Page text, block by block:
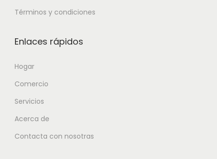
Términos y condiciones
Enlaces rápidos
Hogar
Comercio
Servicios
Acerca de
Contacta con nosotras